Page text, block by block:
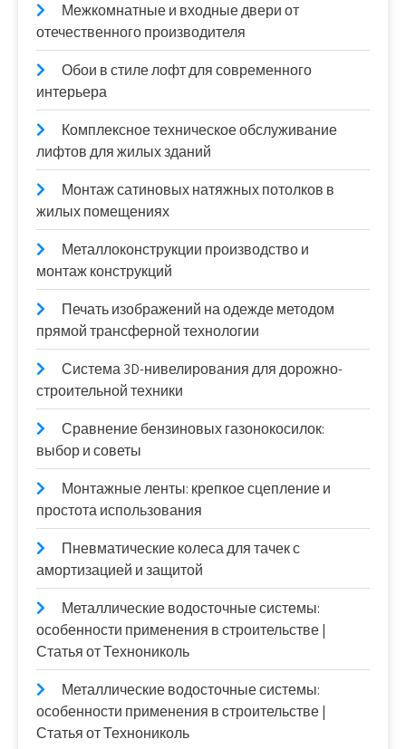
Межкомнатные и входные двери от
отечественного производителя
Обои в стиле лофт для современного
интерьера
Комплексное техническое обслуживание
лифтов для жилых зданий
Монтаж сатиновых натяжных потолков в
жилых помещениях
Металлоконструкции производство и
монтаж конструкций
Печать изображений на одежде методом
прямой трансферной технологии
Система 3D-нивелирования для дорожно-
строительной техники
Сравнение бензиновых газонокосилок:
выбор и советы
Монтажные ленты: крепкое сцепление и
простота использования
Пневматические колеса для тачек с
амортизацией и защитой
Металлические водосточные системы:
особенности применения в строительстве |
Статья от Технониколь
Металлические водосточные системы:
особенности применения в строительстве |
Статья от Технониколь